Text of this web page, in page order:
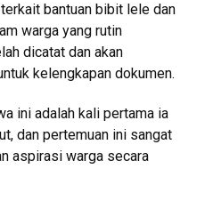
bantuan bibit lele dan
warga yang rutin
dicatat dan akan
kelengkapan dokumen.
ini adalah kali pertama ia
dan pertemuan ini sangat
aspirasi warga secara